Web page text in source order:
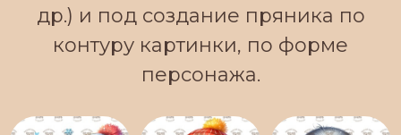
др.) и под создание пряника по
контуру картинки, по форме
персонажа.